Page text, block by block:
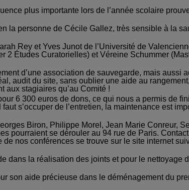
plus importante lors de l’année scolaire
la personne de Cécile Gallez, très sensible à la
Rey et Yves Junot de l’Université de
2 Études Curatorielles) et Véreine Schummer
d’une association de sauvegarde, mais aussi
audit du site, sans oublier une aide au
aux stagiaires qu’au Comité !
6 300 euros de dons, ce qui nous a permis de
s’occuper de l’entretien, la maintenance est
Biron, Philippe Morel, Jean Marie Conreur,
pourraient se dérouler au 94 rue de Paris. Contact
de nos conférences se trouve sur le site internet
dans la réalisation des joints et pour le nettoyage
son aide précieuse dans le déménagement du